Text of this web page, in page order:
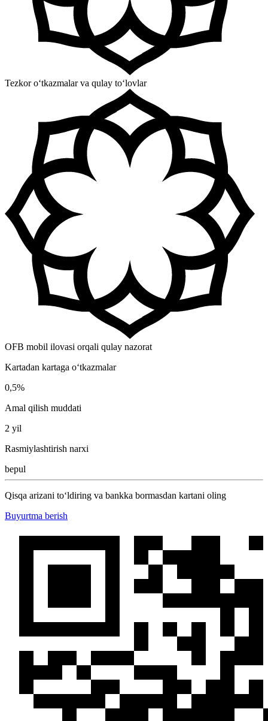
Tezkor o‘tkazmalar va qulay to‘lovlar
OFB mobil ilovasi orqali qulay nazorat
Kartadan kartaga o‘tkazmalar
0,5%
Amal qilish muddati
2 yil
Rasmiylashtirish narxi
bepul
Qisqa arizani to‘ldiring va bankka bormasdan kartani oling
Buyurtma berish